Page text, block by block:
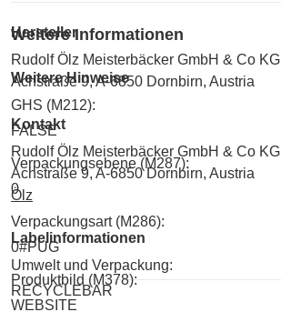
Hersteller
Rudolf Ölz Meisterbäcker GmbH & Co KG
Achstraße 9, A-6850 Dornbirn, Austria
Kontakt
Rudolf Ölz Meisterbäcker GmbH & Co KG
Achstraße 9, A-6850 Dornbirn, Austria
Ölz
Labelinformationen
Umwelt und Verpackung:
RECYCLEBAR
Weitere Informationen
Weitere Hinweise
GHS (M212):
FALSE
Verpackungsebene (M287):
0
Verpackungsart (M286):
0#PUG
Produktbild (M378):
WEBSITE